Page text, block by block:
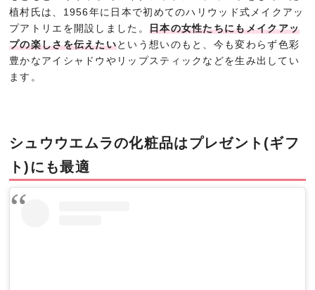
植村氏は、1956年に日本で初めてのハリウッド式メイクアッ
プアトリエを開設しました。 日本の女性たちにもメイクアッ
プの楽しさを伝えたいという想いのもと、今も変わらず色彩
豊かなアイシャドウやリップスティックなどを生み出してい
ます。
シュウウエムラの化粧品はプレゼント(ギフ
ト)にも最適